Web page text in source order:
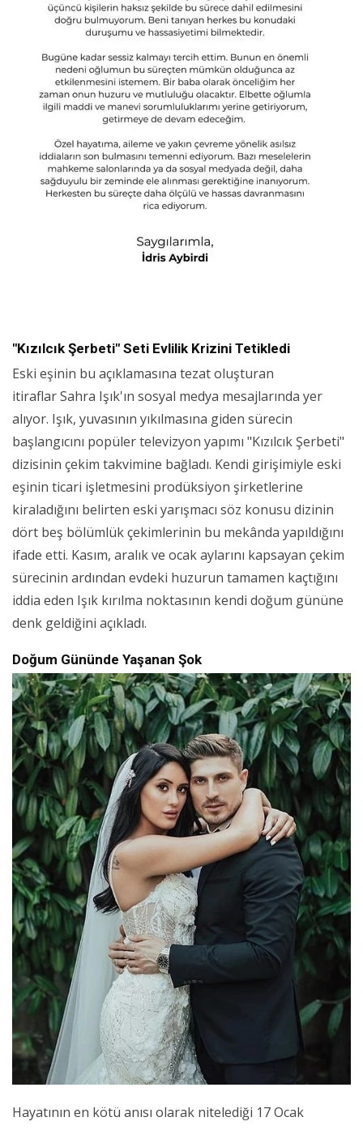
"Kızılcık Şerbeti" Seti Evlilik Krizini Tetikledi
Eski eşinin bu açıklamasına tezat oluşturan
itiraflar Sahra Işık'ın sosyal medya mesajlarında yer
alıyor. Işık, yuvasının yıkılmasına giden sürecin
başlangıcını popüler televizyon yapımı "Kızılcık Şerbeti"
dizisinin çekim takvimine bağladı. Kendi girişimiyle eski
eşinin ticari işletmesini prodüksiyon şirketlerine
kiraladığını belirten eski yarışmacı söz konusu dizinin
dört beş bölümlük çekimlerinin bu mekânda yapıldığını
ifade etti. Kasım, aralık ve ocak aylarını kapsayan çekim
sürecinin ardından evdeki huzurun tamamen kaçtığını
iddia eden Işık kırılma noktasının kendi doğum gününe
denk geldiğini açıkladı.
Doğum Gününde Yaşanan Şok
Hayatının en kötü anısı olarak nitelediği 17 Ocak